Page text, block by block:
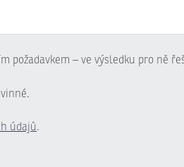
požadavkem – ve výsledku pro ně
údajů.